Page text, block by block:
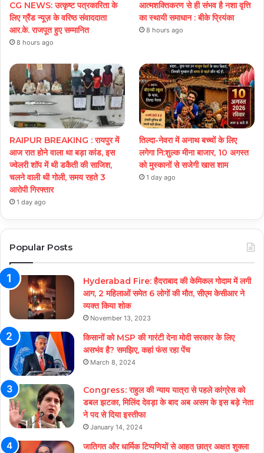
CG NEWS: उत्कृष्ट पत्रकारिता के
लिए ग्रैंड न्यूज़ के वरिष्ठ संवाददाता
आर.के. राजपूत हुए सम्मानित
8 hours ago
आत्मशक्तिकरण से ही संभव है नशा वृत्ति
का स्थायी समाधान : बीके प्रियंका
8 hours ago
RAIPUR BREAKING : रायपुर में
आज रात होने वाला था बड़ा कांड, इस
ज्वेलरी शॉप में थी डकैती की साजिश,
चलने वाली थी गोली, समय रहते 3
आरोपी गिरफ्तार
1 day ago
तिल्दा-नेवरा में अनाथ बच्चों के लिए
लगेगा नि:शुल्क मीना बाजार, 10 अगस्त
को मुस्कानों से सजेगी खास शाम
1 day ago
Popular Posts
Hyderabad Fire: हैदराबाद की केमिकल गोदाम में लगी
आग, 2 महिलाओं समेत 6 लोगों की मौत, सीएम केसीआर ने
व्यक्त किया शोक
November 13, 2023
किसानों को MSP की गारंटी देना मोदी सरकार के लिए
असभंव है? समझिए, कहां फंस रहा पेंच
March 8, 2024
Congress: राहुल की न्याय यात्रा से पहले कांग्रेस को
डबल झटका, मिलिंद देवड़ा के बाद अब असम के इस बड़े नेता
ने पद से दिया इस्तीफा
January 14, 2024
जातिगत और धार्मिक टिप्पणियों से आहत छात्र अक्षत शुक्ला